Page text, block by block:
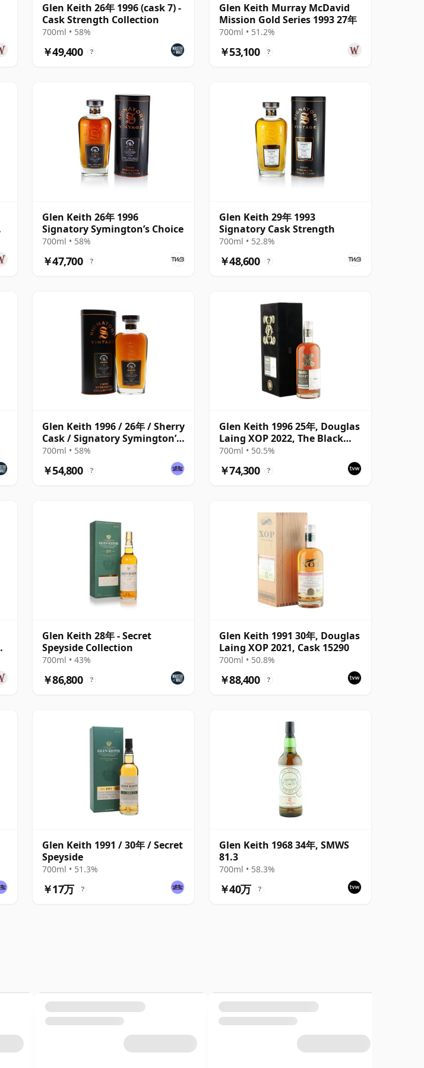
Glen Keith 26年 1996 (cask 7) -
Cask Strength Collection
700ml • 58%
￥49,400 ?
Glen Keith Murray McDavid
Mission Gold Series 1993 27年
700ml • 51.2%
￥53,100 ?
Glen Keith 26年 1996
Signatory Symington’s Choice
700ml • 58%
￥47,700 ?
Glen Keith 29年 1993
Signatory Cask Strength
700ml • 52.8%
￥48,600 ?
Glen Keith 1996 / 26年 / Sherry
Cask / Signatory Symington’s
Choice
700ml • 58%
￥54,800 ?
Glen Keith 1996 25年, Douglas
Laing XOP 2022, The Black
Series - Cask 15466
700ml • 50.5%
￥74,300 ?
Glen Keith 28年 - Secret
Speyside Collection
700ml • 43%
￥86,800 ?
Glen Keith 1991 30年, Douglas
Laing XOP 2021, Cask 15290
700ml • 50.8%
￥88,400 ?
Glen Keith 1991 / 30年 / Secret
Speyside
700ml • 51.3%
￥17万 ?
Glen Keith 1968 34年, SMWS
81.3
700ml • 58.3%
￥40万 ?